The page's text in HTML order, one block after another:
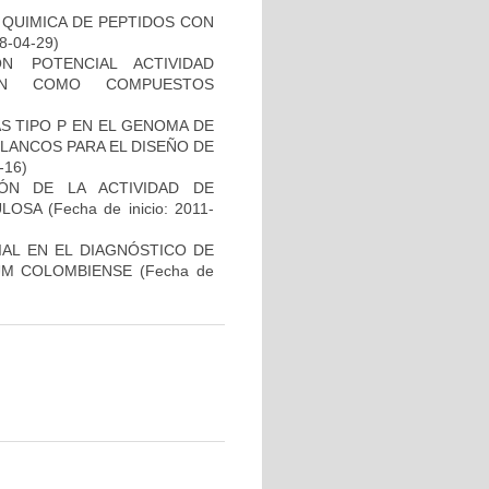
DE PEPTIDOS CON
04-29)
POTENCIAL ACTIVIDAD
COMO COMPUESTOS
TIPO P EN EL GENOMA DE
PARA EL DISEÑO DE
16)
DE LA ACTIVIDAD DE
(Fecha de inicio: 2011-
EN EL DIAGNÓSTICO DE
COLOMBIENSE (Fecha de